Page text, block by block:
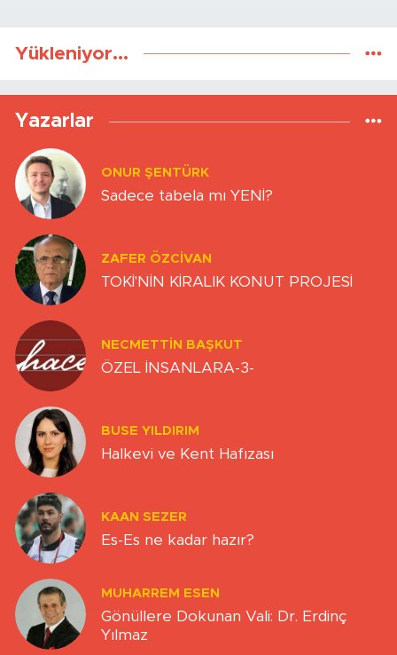
Yükleniyor...
Yazarlar
ONUR ŞENTÜRK
Sadece tabela mı YENİ?
ZAFER ÖZCIVAN
TOKİ'NİN KİRALIK KONUT PROJESİ
NECMETTIN BAŞKUT
ÖZEL İNSANLARA-3-
BUSE YILDIRIM
Halkevi ve Kent Hafızası
KAAN SEZER
Es-Es ne kadar hazır?
MUHARREM ESEN
Gönüllere Dokunan Vali: Dr. Erdinç
Yılmaz